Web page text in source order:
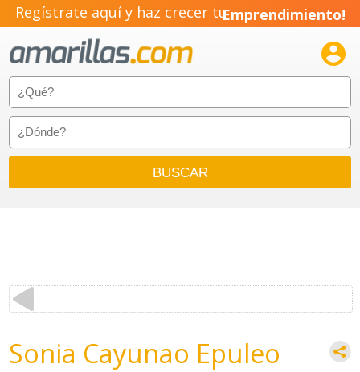
Regístrate aquí y haz crecer tuEmprendimiento!

Sonia Cayunao Epuleo